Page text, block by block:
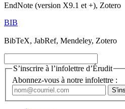
EndNote (version X9.1 et +), Zotero
BIB
BibTeX, JabRef, Mendeley, Zotero
S’inscrire à l’infolettre d’Érudit
Abonnez-vous à notre infolettre :